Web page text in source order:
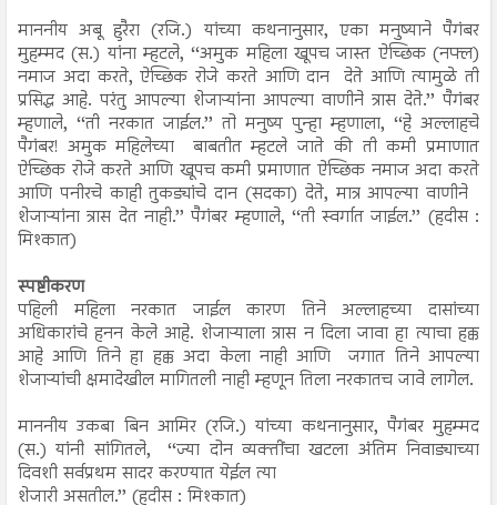
माननीय अबू हुरैरा (रजि.) यांच्या कथनानुसार, एका मनुष्याने पैगंबर
मुहम्मद (स.) यांना म्हटले, ‘‘अमुक महिला खूपच जास्त ऐच्छिक (नफ्ल)
नमाज अदा करते, ऐच्छिक रोजे करते आणि दान देते आणि त्यामुळे ती
प्रसिद्ध आहे. परंतु आपल्या शेजाऱ्यांना आपल्या वाणीने त्रास देते.’’ पैगंबर
म्हणाले, ‘‘ती नरकात जाईल.’’ तो मनुष्य पुन्हा म्हणाला, ‘‘हे अल्लाहचे
पैगंबर! अमुक महिलेच्या बाबतीत म्हटले जाते की ती कमी प्रमाणात
ऐच्छिक रोजे करते आणि खूपच कमी प्रमाणात ऐच्छिक नमाज अदा करते
आणि पनीरचे काही तुकड्यांचे दान (सदका) देते, मात्र आपल्या वाणीने
शेजाऱ्यांना त्रास देत नाही.’’ पैगंबर म्हणाले, ‘‘ती स्वर्गात जाईल.’’ (हदीस :
मिश्कात)
स्पष्टीकरण
पहिली महिला नरकात जाईल कारण तिने अल्लाहच्या दासांच्या
अधिकारांचे हनन केले आहे. शेजाऱ्याला त्रास न दिला जावा हा त्याचा हक्क
आहे आणि तिने हा हक्क अदा केला नाही आणि जगात तिने आपल्या
शेजाऱ्यांची क्षमादेखील मागितली नाही म्हणून तिला नरकातच जावे लागेल.
माननीय उकबा बिन आमिर (रजि.) यांच्या कथनानुसार, पैगंबर मुहम्मद
(स.) यांनी सांगितले, ‘‘ज्या दोन व्यक्तींचा खटला अंतिम निवाड्याच्या
दिवशी सर्वप्रथम सादर करण्यात येईल त्या
शेजारी असतील.’’ (हदीस : मिश्कात)